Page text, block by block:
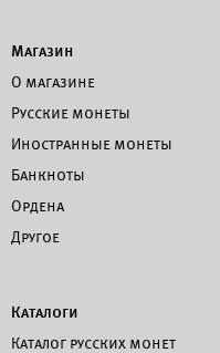
Магазин
О магазине
Русские монеты
Иностранные монеты
Банкноты
Ордена
Другое
Каталоги
Каталог русских монет